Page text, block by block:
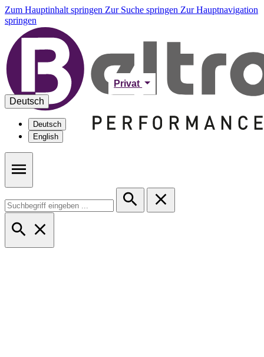
Zum Hauptinhalt springen Zur Suche springen Zur Hauptnavigation
springen
Privat
Deutsch
Deutsch
English